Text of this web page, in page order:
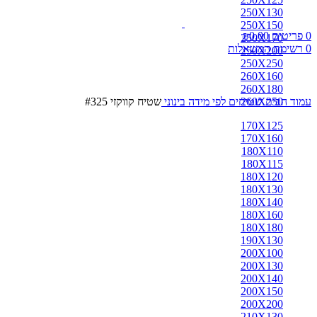
0 פריטים ₪0.00
0 רשימת המשאלות
250X130
250X150
250X170
250X200
250X250
260X160
260X180
260X250
170X125
170X160
180X110
180X115
180X120
180X130
180X140
180X160
180X180
190X130
200X100
200X130
200X140
200X150
200X200
עמוד הביתשטיחים לפי מידה בינוני שטיח קווקזי #325